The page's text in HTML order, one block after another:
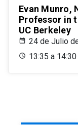
Evan Munro,
Professor in
UC Berkeley
24 de Julio
13:35 a 14:30